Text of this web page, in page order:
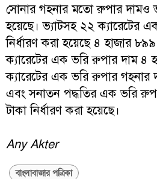
সোনার গহনার মতো রুপার দামও
হয়েছে। ভ্যাটসহ ২২ ক্যারেটের
নির্ধারণ করা হয়েছে ৪ হাজার
ক্যারেটের এক ভরি রুপার দাম ৪
ক্যারেটের এক ভরি রুপার গহনার
এবং সনাতন পদ্ধতির এক ভরি
টাকা নির্ধারণ করা হয়েছে।
Any Akter
বাংলাবাজার পত্রিকা